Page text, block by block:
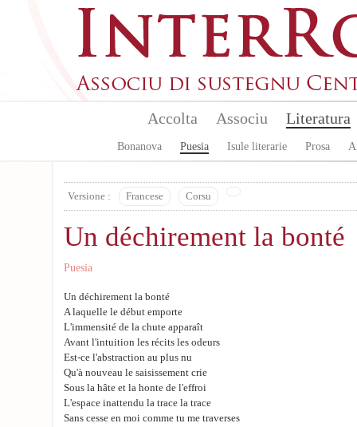
Accolta Associu Literatura
Bonanova Puesia Isule literarie Prosa
Versione : Francese Corsu
Un déchirement la bonté
Puesia
Un déchirement la bonté
A laquelle le début emporte
L'immensité de la chute apparaît
Avant l'intuition les récits les odeurs
Est-ce l'abstraction au plus nu
Qu'à nouveau le saisissement crie
Sous la hâte et la honte de l'effroi
L'espace inattendu la trace la trace
Sans cesse en moi comme tu me traverses